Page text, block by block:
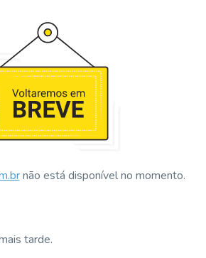
não está disponível no momento.
tarde.